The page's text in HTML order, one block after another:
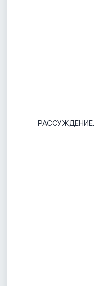
РАССУЖДЕНИЕ.